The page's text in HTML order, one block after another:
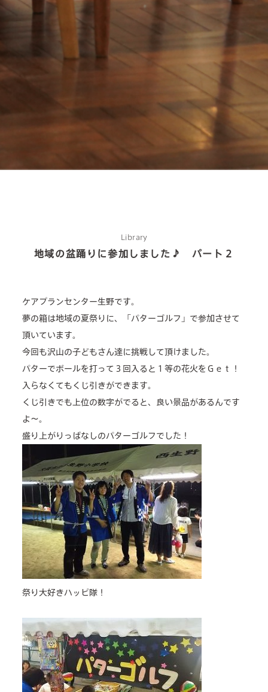
about us
concierge desk
news & events
Library
地域の盆踊りに参加しました♪ パート２
ケアプランセンター生野です。
夢の箱は地域の夏祭りに、「パターゴルフ」で参加させて
頂いています。
今回も沢山の子どもさん達に挑戦して頂けました。
パターでボールを打って３回入ると１等の花火をＧｅｔ！
入らなくてもくじ引きができます。
くじ引きでも上位の数字がでると、良い景品があるんです
よ～。
盛り上がりっぱなしのパターゴルフでした！
祭り大好きハッピ隊！